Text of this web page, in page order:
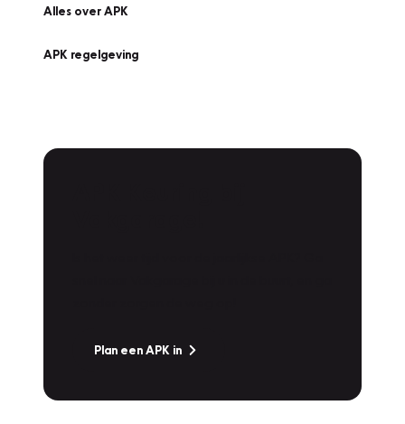
Alles over APK
APK regelgeving
Plan een APK in